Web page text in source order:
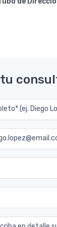
(ej. Diego